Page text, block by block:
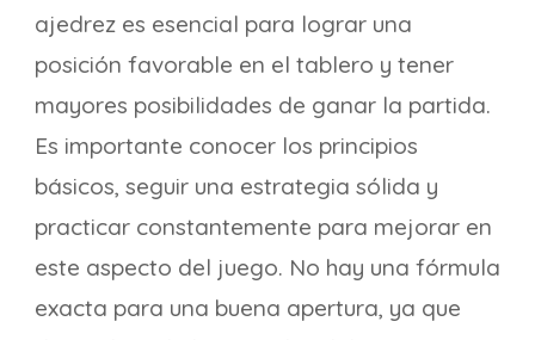
ajedrez es esencial para lograr una
posición favorable en el tablero y tener
mayores posibilidades de ganar la partida.
Es importante conocer los principios
básicos, seguir una estrategia sólida y
practicar constantemente para mejorar en
este aspecto del juego. No hay una fórmula
exacta para una buena apertura, ya que